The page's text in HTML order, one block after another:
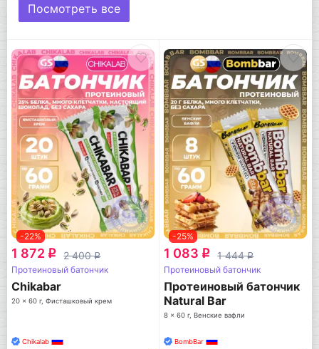
Посмотреть все
-22%
1 872 q 2 400q
Протеиновый батончик
Chikabar
20 x 60 г, Фисташковый крем
Chikalab
-25%
1 083 q 1 444q
Протеиновый батончик
Протеиновый батончик
Natural Bar
8 x 60 г, Венские вафли
BombBar